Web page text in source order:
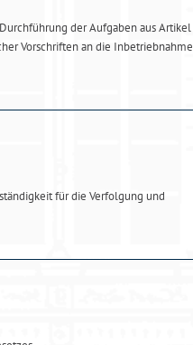
der Aufgaben aus Artikel
Vorschriften an die Inbetriebnahme
für die Verfolgung und